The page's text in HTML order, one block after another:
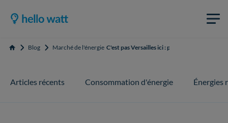
Accueil Blog Marché de l'énergie C'est pas Versailles ici : polémique autour de
Articles récents Consommation d'énergie Énergies